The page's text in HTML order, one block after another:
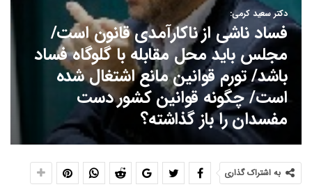
دکتر سعید کرمی:
فساد ناشی از ناکارآمدی قانون است/
مجلس باید محل مقابله با گلوگاه فساد
باشد/ تورم قوانین مانع اشتغال شده
است/ چگونه قوانین کشور دست
مفسدان را باز گذاشته؟
به اشتراک گذاری